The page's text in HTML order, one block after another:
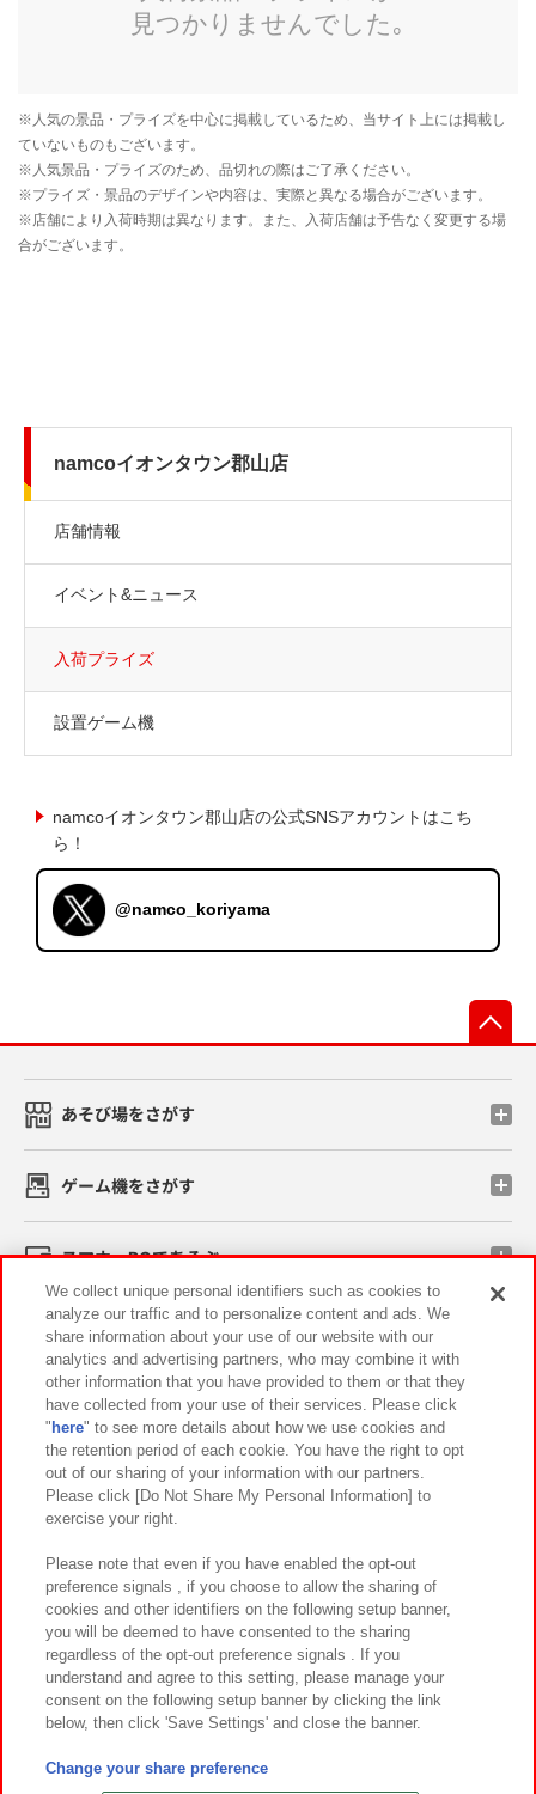
namcoイオンタウン郡山店
店舗情報
イベント&ニュース
入荷プライズ
設置ゲーム機
namcoイオンタウン郡山店の公式SNSアカウントはこち
ら！
@namco_koriyama
あそび場をさがす
ゲーム機をさがす
スマホ・PCであそぶ
イベント・キャンペーン
関連会社 サステナビリティ サイトポリシー
プライバシーポリシー ウェブアクセシビリティ方針と検証結果
お取引先さまとともに
カスタマーハラスメント対応方針 よくあるご質問・お問い合わせ
©Bandai Namco Amusement Inc.
©Bandai Namco Amusement Lab Inc.
We collect unique personal identifiers such as cookies to
analyze our traffic and to personalize content and ads. We
share information about your use of our website with our
analytics and advertising partners, who may combine it with
other information that you have provided to them or that they
have collected from your use of their services. Please click
" here" to see more details about how we use cookies and
the retention period of each cookie. You have the right to opt
out of our sharing of your information with our partners.
Please click [Do Not Share My Personal Information] to
exercise your right.
Please note that even if you have enabled the opt-out
preference signals , if you choose to allow the sharing of
cookies and other identifiers on the following setup banner,
you will be deemed to have consented to the sharing
regardless of the opt-out preference signals . If you
understand and agree to this setting, please manage your
consent on the following setup banner by clicking the link
below, then click 'Save Settings' and close the banner.
Change your share preference